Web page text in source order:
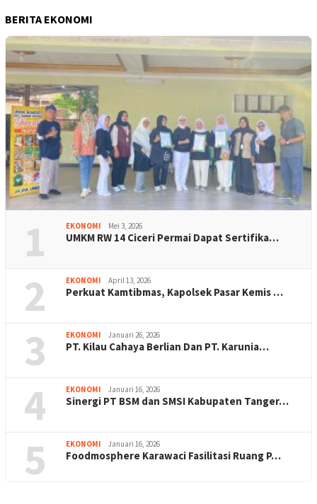
BERITA EKONOMI
1 EKONOMI Mei 3, 2026
UMKM RW 14 Ciceri Permai Dapat Sertifika…
2 EKONOMI April 13, 2026
Perkuat Kamtibmas, Kapolsek Pasar Kemis …
3 EKONOMI Januari 26, 2026
PT. Kilau Cahaya Berlian Dan PT. Karunia…
4 EKONOMI Januari 16, 2026
Sinergi PT BSM dan SMSI Kabupaten Tanger…
5 EKONOMI Januari 16, 2026
Foodmosphere Karawaci Fasilitasi Ruang P…